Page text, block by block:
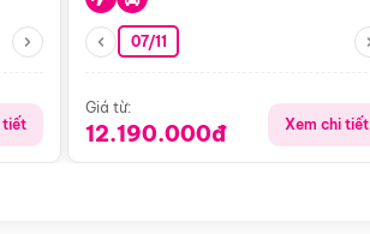
tiết
07/11
Giá từ:
12.190.000đ Xem chi tiết